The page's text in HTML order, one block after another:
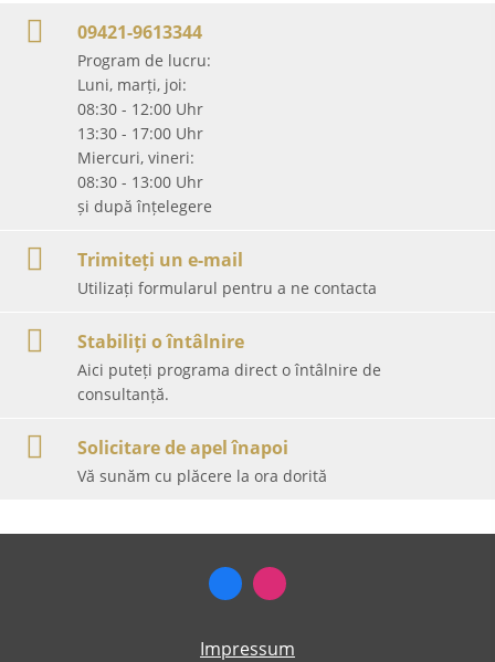
09421-9613344
Program de lucru:
Luni, marți, joi:
08:30 - 12:00 Uhr
13:30 - 17:00 Uhr
Miercuri, vineri:
08:30 - 13:00 Uhr
și după înțelegere
Trimiteți un e-mail
Utilizați formularul pentru a ne contacta
Stabiliți o întâlnire
Aici puteți programa direct o întâlnire de
consultanță.
Solicitare de apel înapoi
Vă sunăm cu plăcere la ora dorită
Impressum